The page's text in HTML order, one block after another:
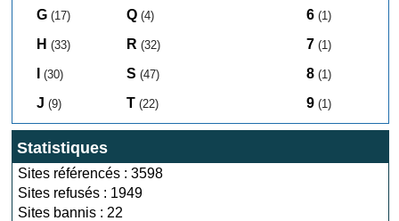
G (17)
H (33)
(30)
J (9)
Q (4)
R (32)
S (47)
T (22)
6 (1)
7 (1)
8 (1)
9 (1)
Statistiques
Sites référencés : 3598
Sites refusés : 1949
Sites bannis : 22